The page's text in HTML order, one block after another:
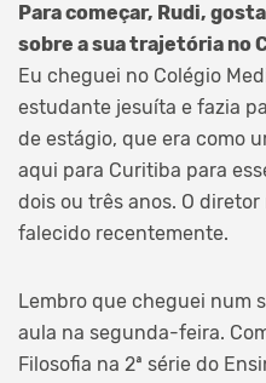
Para começar, Rudi,
sobre a sua trajetória no
Eu cheguei no Colégio
estudante jesuíta e fazia
de estágio, que era como
aqui para Curitiba para
dois ou três anos. O diretor
falecido recentemente.
Lembro que cheguei num
aula na segunda-feira.
Filosofia na 2ª série do